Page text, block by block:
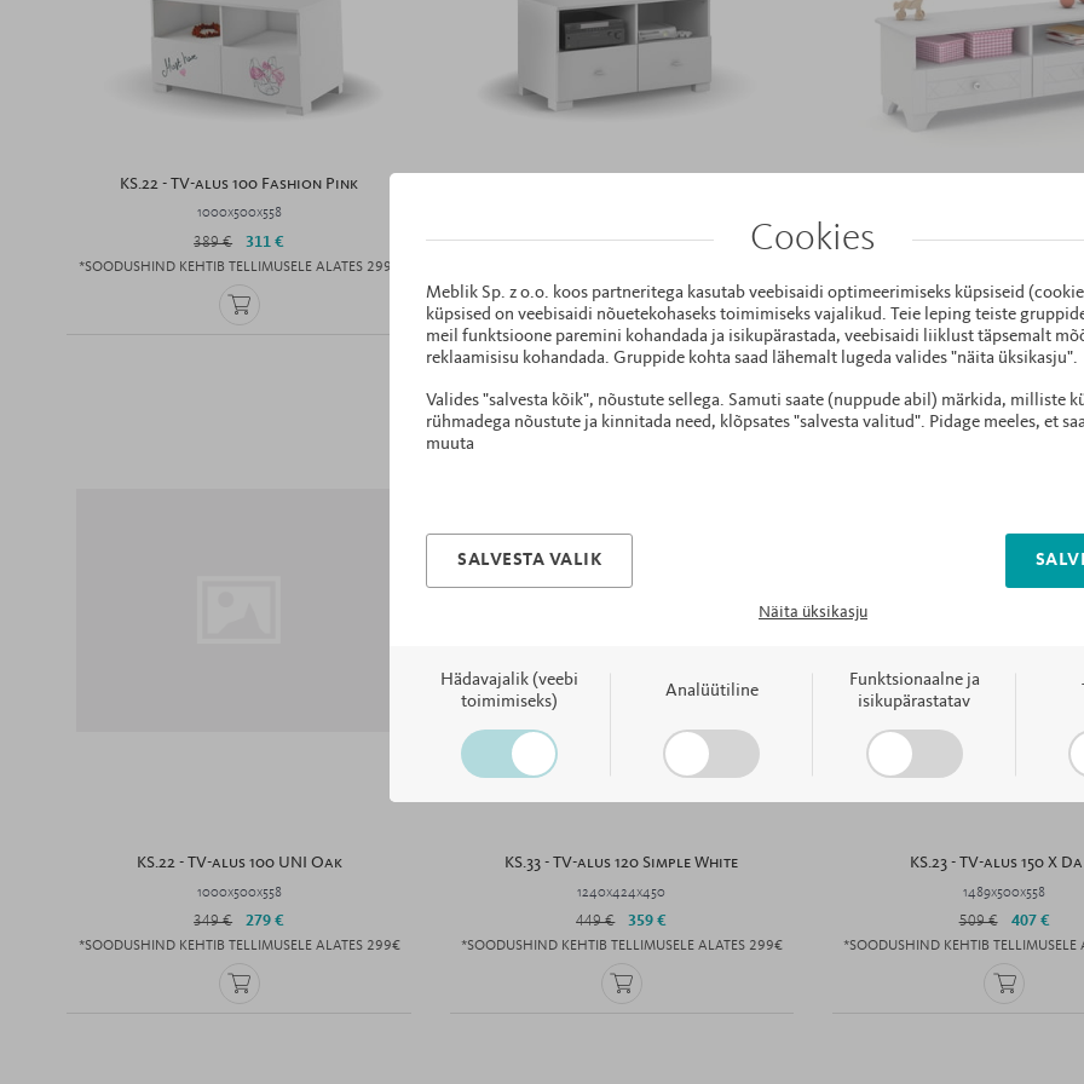
KS.22 - TV-alus 100 Fashion Pink
1000x500x558
389 € 311 €
*SOODUSHIND KEHTIB TELLIMUSELE ALATES 299€
349 € 279 € 449 € 359 €
KS.22 - TV-alus 100 UNI Oak
1000x500x558
349 € 279 €
*SOODUSHIND KEHTIB TELLIMUSELE ALATES 299€
KS.33 - TV-alus 120 Simple White
1240x424x450
449 € 359 €
*SOODUSHIND KEHTIB TELLIMUSELE ALATES 299€
KS.23 - TV-alus 150 X
1489x500x558
509 € 407 €
*SOODUSHIND KEHTIB TELLIMUSELE
Cookies
Meblik Sp. z o.o. koos partneritega kasutab veebisaidi optimeerimiseks küpsiseid
küpsised on veebisaidi nõuetekohaseks toimimiseks vajalikud. Teie leping teiste
meil funktsioone paremini kohandada ja isikupärastada, veebisaidi liiklust täpsemalt
reklaamisisu kohandada. Gruppide kohta saad lähemalt lugeda valides "näita üksikasju".
Valides "salvesta kõik", nõustute sellega. Samuti saate (nuppude abil) märkida, milliste
rühmadega nõustute ja kinnitada need, klõpsates "salvesta valitud". Pidage meeles, et
muuta
SALVESTA VALIK
Näita üksikasju
Hädavajalik (veebi
toimimiseks)
Analüütiline
Funktsionaalne ja
isikupärastatav